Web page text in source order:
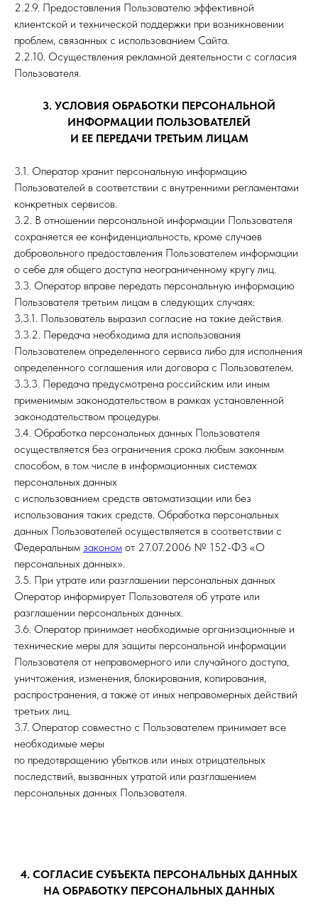
2.2.9. Предоставления Пользователю эффективной
клиентской и технической поддержки при возникновении
проблем, связанных с использованием Сайта.
2.2.10. Осуществления рекламной деятельности с согласия
Пользователя.
3. УСЛОВИЯ ОБРАБОТКИ ПЕРСОНАЛЬНОЙ
ИНФОРМАЦИИ ПОЛЬЗОВАТЕЛЕЙ
И ЕЕ ПЕРЕДАЧИ ТРЕТЬИМ ЛИЦАМ
3.1. Оператор хранит персональную информацию
Пользователей в соответствии с внутренними регламентами
конкретных сервисов.
3.2. В отношении персональной информации Пользователя
сохраняется ее конфиденциальность, кроме случаев
добровольного предоставления Пользователем информации
о себе для общего доступа неограниченному кругу лиц.
3.3. Оператор вправе передать персональную информацию
Пользователя третьим лицам в следующих случаях:
3.3.1. Пользователь выразил согласие на такие действия.
3.3.2. Передача необходима для использования
Пользователем определенного сервиса либо для исполнения
определенного соглашения или договора с Пользователем.
3.3.3. Передача предусмотрена российским или иным
применимым законодательством в рамках установленной
законодательством процедуры.
3.4. Обработка персональных данных Пользователя
осуществляется без ограничения срока любым законным
способом, в том числе в информационных системах
персональных данных
с использованием средств автоматизации или без
использования таких средств. Обработка персональных
данных Пользователей осуществляется в соответствии с
Федеральным законом от 27.07.2006 № 152-ФЗ «О
персональных данных».
3.5. При утрате или разглашении персональных данных
Оператор информирует Пользователя об утрате или
разглашении персональных данных.
3.6. Оператор принимает необходимые организационные и
технические меры для защиты персональной информации
Пользователя от неправомерного или случайного доступа,
уничтожения, изменения, блокирования, копирования,
распространения, а также от иных неправомерных действий
третьих лиц.
3.7. Оператор совместно с Пользователем принимает все
необходимые меры
по предотвращению убытков или иных отрицательных
последствий, вызванных утратой или разглашением
персональных данных Пользователя.
4. СОГЛАСИЕ СУБЪЕКТА ПЕРСОНАЛЬНЫХ ДАННЫХ
НА ОБРАБОТКУ ПЕРСОНАЛЬНЫХ ДАННЫХ